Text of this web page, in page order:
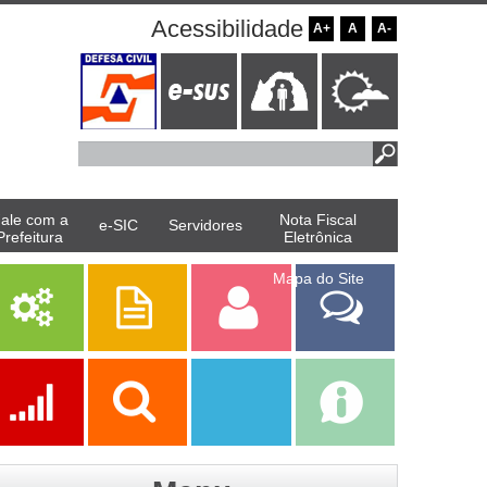
Acessibilidade A+ A A-
com a
e-SIC Servidores
Nota Fiscal
Eletrônica
Mapa do Site
Serviços Publicações Servidor
Fale Com a
Prefeitura